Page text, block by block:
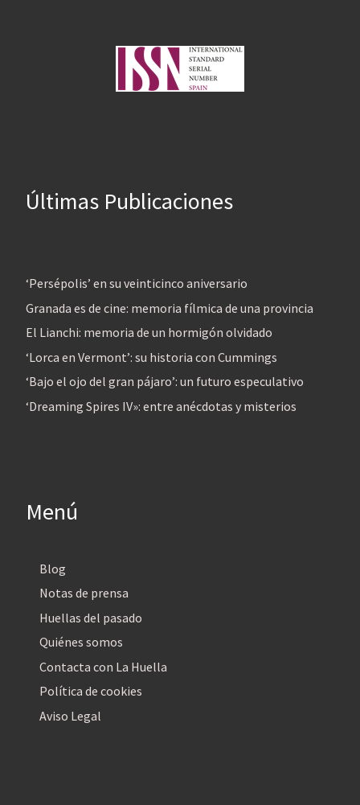
Últimas Publicaciones
‘Persépolis’ en su veinticinco aniversario
Granada es de cine: memoria fílmica de una provincia
El Lianchi: memoria de un hormigón olvidado
‘Lorca en Vermont’: su historia con Cummings
‘Bajo el ojo del gran pájaro’: un futuro especulativo
‘Dreaming Spires IV»: entre anécdotas y misterios
Menú
Blog
Notas de prensa
Huellas del pasado
Quiénes somos
Contacta con La Huella
Política de cookies
Aviso Legal